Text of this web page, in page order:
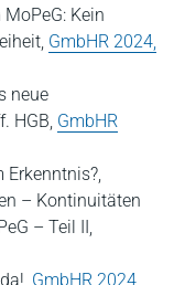
Kein
GmbHR 2024,
neue
HGB, GmbHR
Erkenntnis?,
– Kontinuitäten
– Teil II,
GmbHR 2024,